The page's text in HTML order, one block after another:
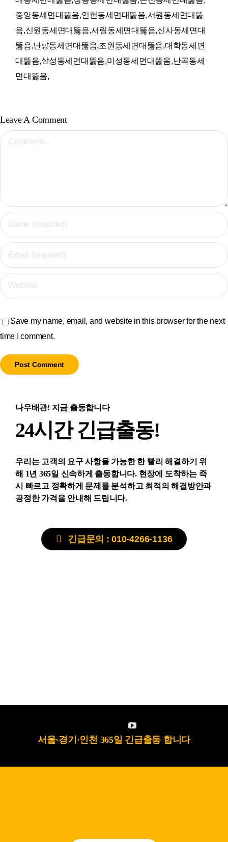
중앙동세면대뚫음,인헌동세면대뚫음,서원동세면대뚫
음,신원동세면대뚫음,서림동세면대뚫음,신사동세면대
뚫음,난향동세면대뚫음,조원동세면대뚫음,대학동세면
대뚫음,삼성동세면대뚫음,미성동세면대뚫음,난곡동세
면대뚫음,
Leave A Comment
Comment
Save my name, email, and website in this browser for the next
time I comment.
나우배관! 지금 출동합니다
24시간 긴급출동!
우리는 고객의 요구 사항을 가능한 한 빨리 해결하기 위
해 1년 365일 신속하게 출동합니다. 현장에 도착하는 즉
시 빠르고 정확하게 문제를 분석하고 최적의 해결방안과
공정한 가격을 안내해 드립니다.
긴급문의 : 010-4266-1136
서울·경기·인천 365일 긴급출동 합니다